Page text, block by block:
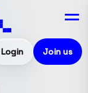
Login Join us